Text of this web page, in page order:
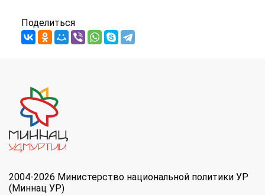
Поделиться
2004-2026 Министерство национальной политики УР
(Миннац УР)